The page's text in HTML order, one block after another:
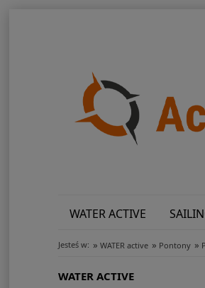
WATER ACTIVE
Jesteś w: » WATER active » Pontony »
WATER ACTIVE